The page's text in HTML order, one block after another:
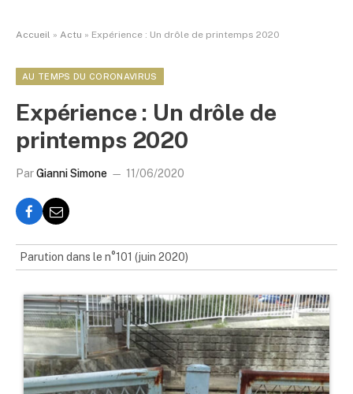
Accueil » Actu » Expérience : Un drôle de printemps 2020
AU TEMPS DU CORONAVIRUS
Expérience : Un drôle de
printemps 2020
ParGianni Simone 11/06/2020
Parution dans le n°101 (juin 2020)